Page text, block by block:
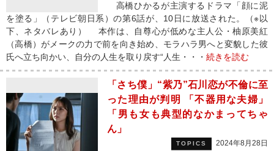
高橋ひかるが主演するドラマ「顔に泥
を塗る」（テレビ朝日系）の第6話が、10日に放送された。（※以
下、ネタバレあり） 本作は、自尊心が低めな主人公・柚原美紅
（高橋）がメークの力で前を向き始め、モラハラ男へと変貌した彼
氏へ立ち向かい、自分の人生を取り戻す“人生・・・ 続きを読む
「さち僕」“紫乃”石川恋が不倫に至
った理由が判明 「不器用な夫婦」
「男も女も典型的なかまってちゃ
ん」
TOPICS 2024年8月28日